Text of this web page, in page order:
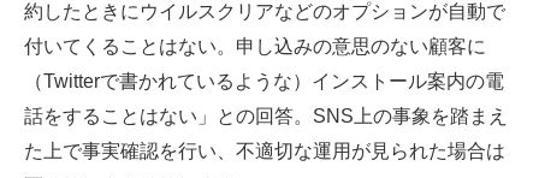
約したときにウイルスクリアなどのオプションが自動で
付いてくることはない。申し込みの意思のない顧客に
（Twitterで書かれているような）インストール案内の電
話をすることはない」との回答。SNS上の事象を踏まえ
た上で事実確認を行い、不適切な運用が見られた場合は